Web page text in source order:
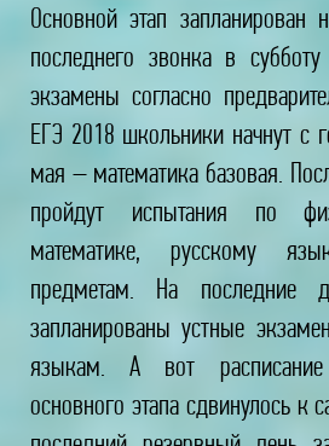
Основной этап
последнего звонка в
экзамены согласно
ЕГЭ 2018 школьники начнут с
мая – математика базовая.
пройдут испытания по
математике, русскому
предметам. На последние
запланированы устные
языкам. А вот
основного этапа сдвинулось к